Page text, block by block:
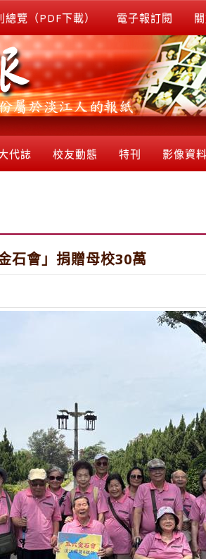
總覽（PDF下載） 電子報訂閱
代誌 校友動態 特刊 影像資
石會」捐贈母校30萬